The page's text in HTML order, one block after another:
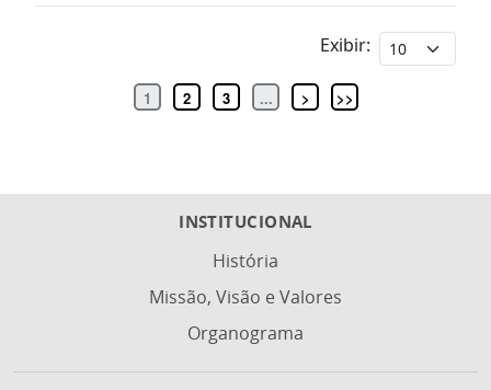
Exibir:
1 2 3 ... > >>
INSTITUCIONAL
História
Missão, Visão e Valores
Organograma